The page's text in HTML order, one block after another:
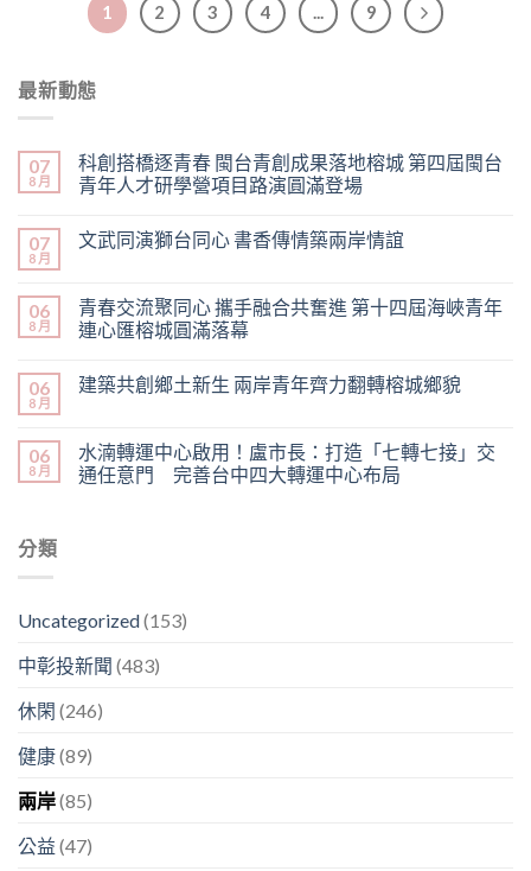
1 2 3 4 ... 9
最新動態
07
8 月
科創搭橋逐青春 閩台青創成果落地榕城 第四屆閩台
青年人才研學營項目路演圓滿登場
07
8 月
文武同演獅台同心 書香傳情築兩岸情誼
06
8 月
青春交流聚同心 攜手融合共奮進 第十四屆海峽青年
連心匯榕城圓滿落幕
06
8 月
建築共創鄉土新生 兩岸青年齊力翻轉榕城鄉貌
06
8 月
水湳轉運中心啟用！盧市長：打造「七轉七接」交
通任意門 完善台中四大轉運中心布局
分類
Uncategorized(153)
中彰投新聞 (483)
休閑 (246)
健康(89)
兩岸(85)
公益 (47)